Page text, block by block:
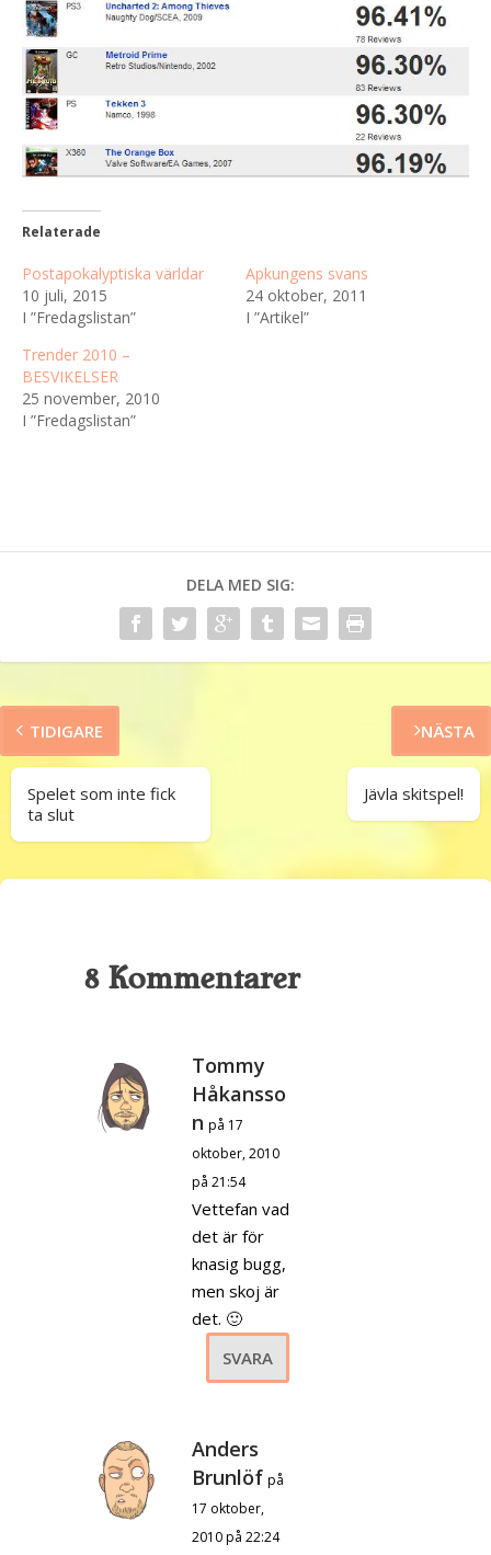
Relaterade
Postapokalyptiska världar
10 juli, 2015
I ”Fredagslistan”
Apkungens svans
24 oktober, 2011
I ”Artikel”
Trender 2010 –
BESVIKELSER
25 november, 2010
I ”Fredagslistan”
DELA MED SIG:
TIDIGARE
Spelet som inte fick
ta slut
NÄSTA
Jävla skitspel!
8 Kommentarer
Tommy
Håkansso
n på 17
oktober, 2010
på 21:54
Vettefan vad
det är för
knasig bugg,
men skoj är
det. 🙂
SVARA
Anders
Brunlöf på
17 oktober,
2010 på 22:24